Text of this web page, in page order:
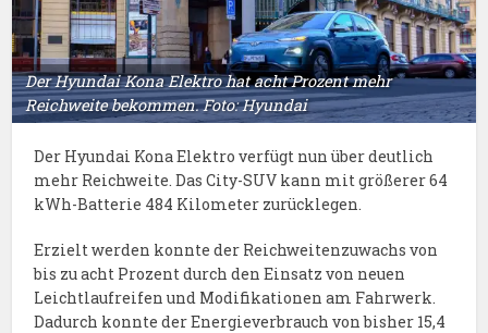
Der Hyundai Kona Elektro hat acht Prozent mehr
Reichweite bekommen. Foto: Hyundai
Der Hyundai Kona Elektro verfügt nun über deutlich
mehr Reichweite. Das City-SUV kann mit größerer 64
kWh-Batterie 484 Kilometer zurücklegen.
Erzielt werden konnte der Reichweitenzuwachs von
bis zu acht Prozent durch den Einsatz von neuen
Leichtlaufreifen und Modifikationen am Fahrwerk.
Dadurch konnte der Energieverbrauch von bisher 15,4